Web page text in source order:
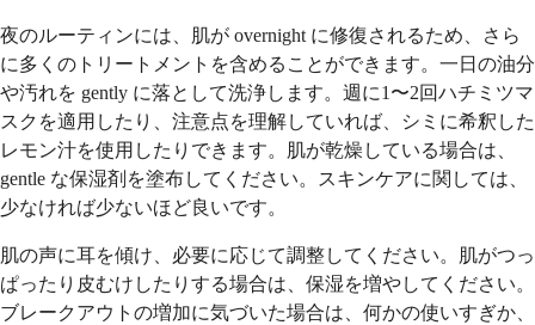
夜のルーティンには、肌が overnight に修復されるため、さら
に多くのトリートメントを含めることができます。一日の油分
や汚れを gently に落として洗浄します。週に1〜2回ハチミツマ
スクを適用したり、注意点を理解していれば、シミに希釈した
レモン汁を使用したりできます。肌が乾燥している場合は、
gentle な保湿剤を塗布してください。スキンケアに関しては、
少なければ少ないほど良いです。
肌の声に耳を傾け、必要に応じて調整してください。肌がつっ
ぱったり皮むけしたりする場合は、保湿を増やしてください。
ブレークアウトの増加に気づいた場合は、何かの使いすぎか、